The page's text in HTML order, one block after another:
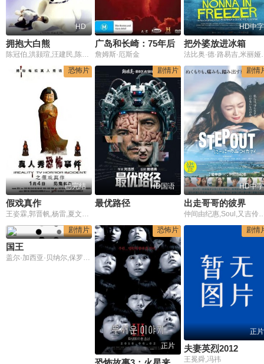
HD
拥抱大白熊
陈冠伯,洪颢瑄,汪建民,陈湘琪,周幼婷,陈季霞,黄安琪,蔡素月,黄鋕泽
广岛和长崎：75年后
詹姆斯·厄斯金
HD中字
把外婆放进冰箱
法比奥·德·路易吉,米丽娅姆·莱昂内,露西娅·奥康,
恐怖片
已完结
假戏真作
王姿霖,郭晋帆,杨雷,夏文晴,菊麟·朱莉,毕克辰,方星懿,马国鑫
剧情片
HD国语
最优路径
剧情
HD中字
出走哥哥的彼界
仲间由纪惠,Soul,又吉伶音,伊波れいり,松田流花,津波竜斗,内田树
剧情片
国王
盖尔·加西亚·贝纳尔,保罗·达诺,贝尔·詹姆斯
恐怖片
正片
剧情
正片
夫妻英烈2012
王冕舜,冯祎